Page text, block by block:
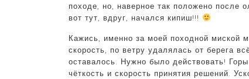
походе, но, наверное так положено после
вот тут, вдруг, начался кипиш!!!
Кажись, именно за моей походной миской
скорость, по ветру удалялась от берега
оставалось. Нужно было действовать!
чёткость и скорость принятия решений.